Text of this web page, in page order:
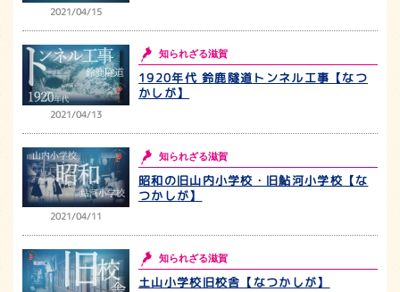
2021/04/15
2021/04/13
知られざる滋賀
1920年代 鈴鹿隧道トンネル工事【なつ
かしが】
2021/04/11
知られざる滋賀
昭和の旧山内小学校・旧鮎河小学校【な
つかしが】
知られざる滋賀
土山小学校旧校舎【なつかしが】